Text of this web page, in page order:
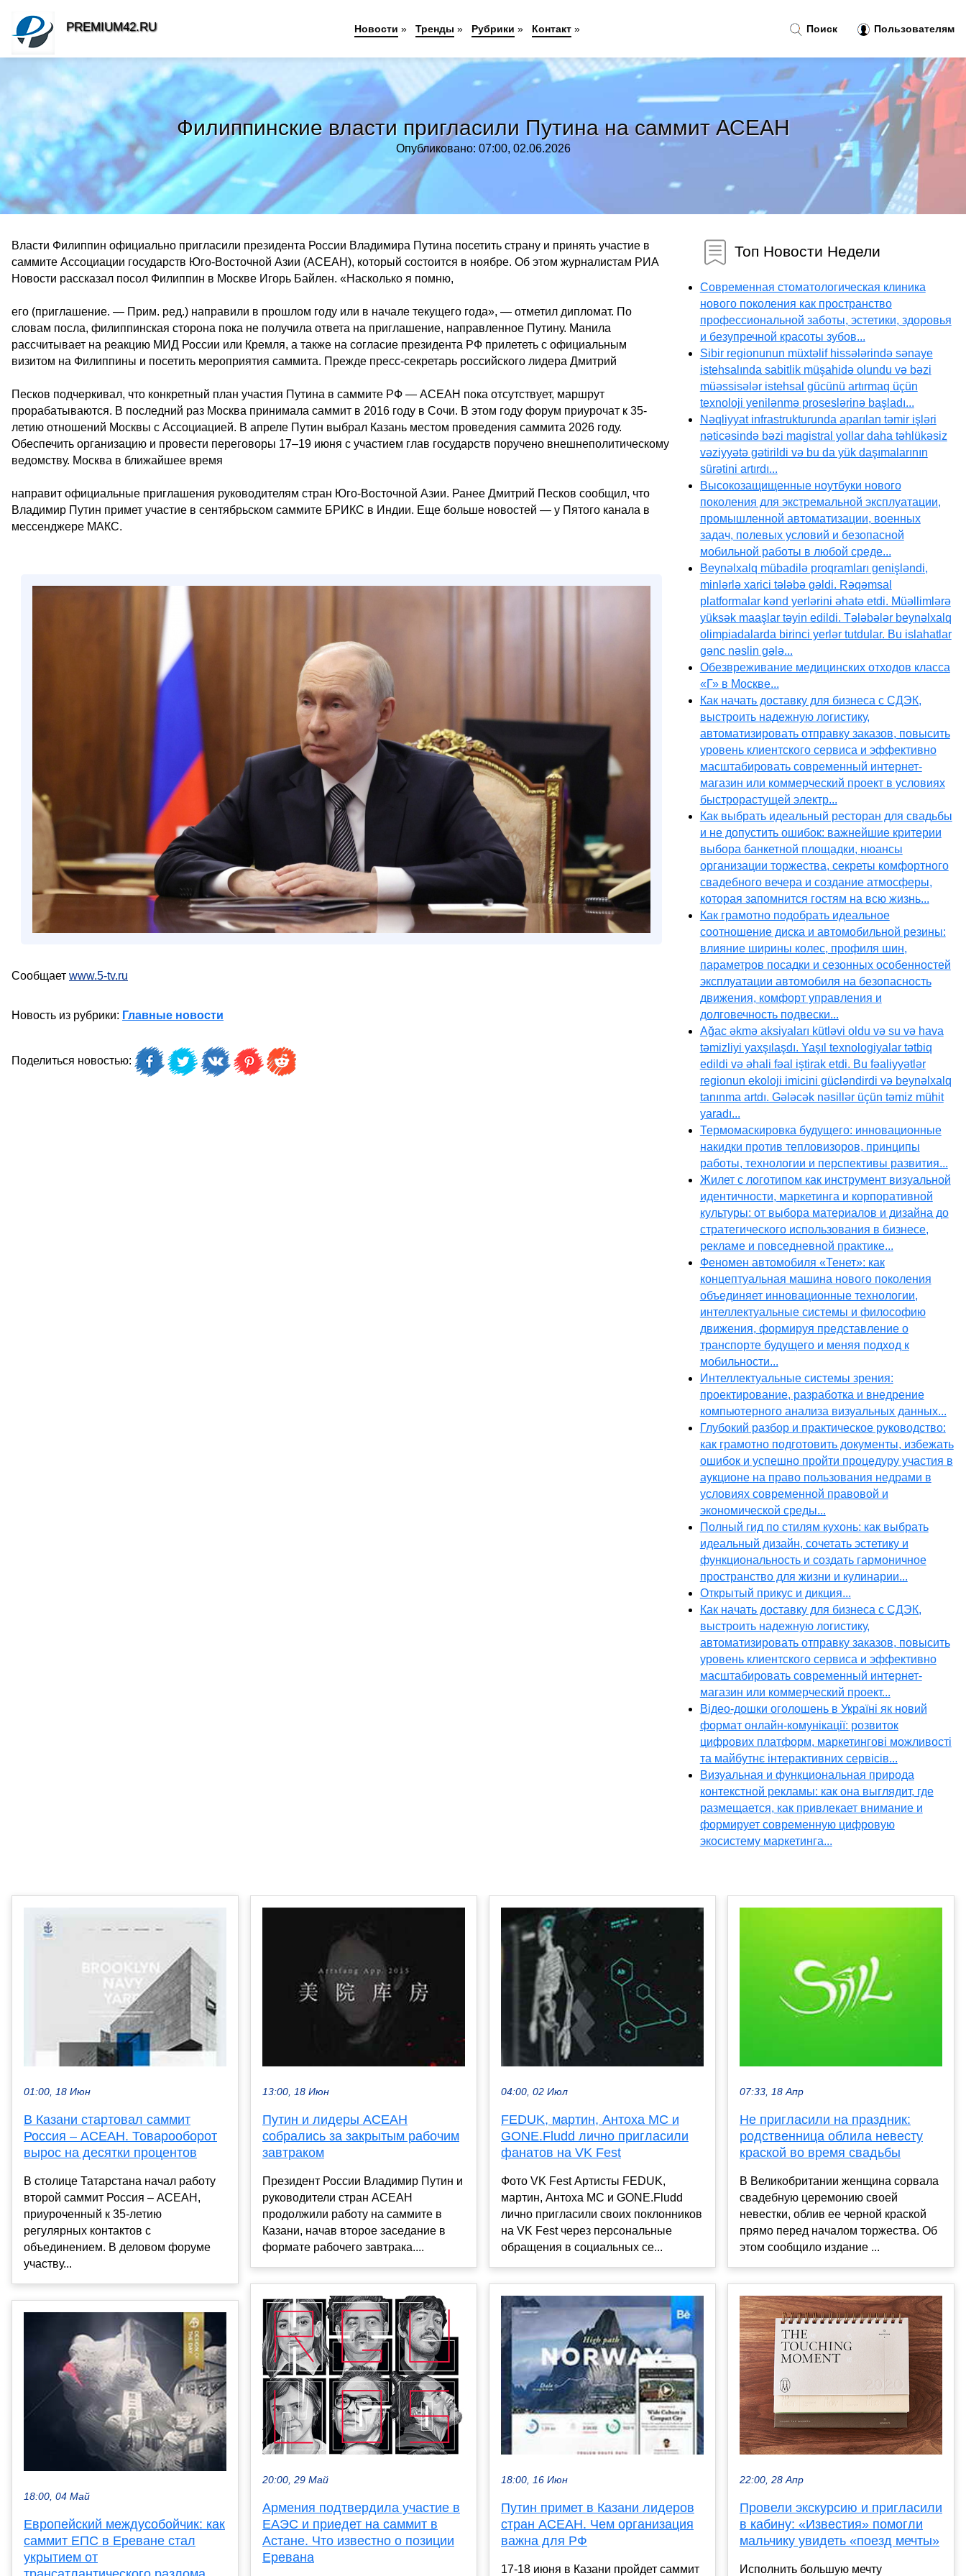
Филиппинские власти пригласили Путина на саммит АСЕАН
Опубликовано: 07:00, 02.06.2026
Власти Филиппин официально пригласили президента России Владимира Путина посетить страну и принять участие в
саммите Ассоциации государств Юго-Восточной Азии (АСЕАН), который состоится в ноябре. Об этом журналистам РИА
Новости рассказал посол Филиппин в Москве Игорь Байлен. «Насколько я помню,
его (приглашение. — Прим. ред.) направили в прошлом году или в начале текущего года», — отметил дипломат. По
словам посла, филиппинская сторона пока не получила ответа на приглашение, направленное Путину. Манила
рассчитывает на реакцию МИД России или Кремля, а также на согласие президента РФ прилететь с официальным
визитом на Филиппины и посетить мероприятия саммита. Прежде пресс-секретарь российского лидера Дмитрий
Песков подчеркивал, что конкретный план участия Путина в саммите РФ — АСЕАН пока отсутствует, маршрут
прорабатываются. В последний раз Москва принимала саммит в 2016 году в Сочи. В этом году форум приурочат к 35-
летию отношений Москвы с Ассоциацией. В апреле Путин выбрал Казань местом проведения саммита 2026 году.
Обеспечить организацию и провести переговоры 17–19 июня с участием глав государств поручено внешнеполитическому
ведомству. Москва в ближайшее время
направит официальные приглашения руководителям стран Юго-Восточной Азии. Ранее Дмитрий Песков сообщил, что
Владимир Путин примет участие в сентябрьском саммите БРИКС в Индии. Еще больше новостей — у Пятого канала в
мессенджере МАКС.
Сообщает www.5-tv.ru
Новость из рубрики: Главные новости
Поделиться новостью:
Топ Новости Недели
Современная стоматологическая клиника
нового поколения как пространство
профессиональной заботы, эстетики, здоровья
и безупречной красоты зубов...
Sibir regionunun müxtəlif hissələrində sənaye
istehsalında sabitlik müşahidə olundu və bəzi
müəssisələr istehsal gücünü artırmaq üçün
texnoloji yenilənmə proseslərinə başladı...
Nəqliyyat infrastrukturunda aparılan təmir işləri
nəticəsində bəzi magistral yollar daha təhlükəsiz
vəziyyətə gətirildi və bu da yük daşımalarının
sürətini artırdı...
Высокозащищенные ноутбуки нового
поколения для экстремальной эксплуатации,
промышленной автоматизации, военных
задач, полевых условий и безопасной
мобильной работы в любой среде...
Beynəlxalq mübadilə proqramları genişləndi,
minlərlə xarici tələbə gəldi. Rəqəmsal
platformalar kənd yerlərini əhatə etdi. Müəllimlərə
yüksək maaşlar təyin edildi. Tələbələr beynəlxalq
olimpiadalarda birinci yerlər tutdular. Bu islahatlar
gənc nəslin gələ...
Обезвреживание медицинских отходов класса
«Г» в Москве...
Как начать доставку для бизнеса с СДЭК,
выстроить надежную логистику,
автоматизировать отправку заказов, повысить
уровень клиентского сервиса и эффективно
масштабировать современный интернет-
магазин или коммерческий проект в условиях
быстрорастущей электр...
Как выбрать идеальный ресторан для свадьбы
и не допустить ошибок: важнейшие критерии
выбора банкетной площадки, нюансы
организации торжества, секреты комфортного
свадебного вечера и создание атмосферы,
которая запомнится гостям на всю жизнь...
Как грамотно подобрать идеальное
соотношение диска и автомобильной резины:
влияние ширины колес, профиля шин,
параметров посадки и сезонных особенностей
эксплуатации автомобиля на безопасность
движения, комфорт управления и
долговечность подвески...
Ağac əkmə aksiyaları kütləvi oldu və su və hava
təmizliyi yaxşılaşdı. Yaşıl texnologiyalar tətbiq
edildi və əhali fəal iştirak etdi. Bu fəaliyyətlər
regionun ekoloji imicini gücləndirdi və beynəlxalq
tanınma artdı. Gələcək nəsillər üçün təmiz mühit
yaradı...
Термомаскировка будущего: инновационные
накидки против тепловизоров, принципы
работы, технологии и перспективы развития...
Жилет с логотипом как инструмент визуальной
идентичности, маркетинга и корпоративной
культуры: от выбора материалов и дизайна до
стратегического использования в бизнесе,
рекламе и повседневной практике...
Феномен автомобиля «Тенет»: как
концептуальная машина нового поколения
объединяет инновационные технологии,
интеллектуальные системы и философию
движения, формируя представление о
транспорте будущего и меняя подход к
мобильности...
Интеллектуальные системы зрения:
проектирование, разработка и внедрение
компьютерного анализа визуальных данных...
Глубокий разбор и практическое руководство:
как грамотно подготовить документы, избежать
ошибок и успешно пройти процедуру участия в
аукционе на право пользования недрами в
условиях современной правовой и
экономической среды...
Полный гид по стилям кухонь: как выбрать
идеальный дизайн, сочетать эстетику и
функциональность и создать гармоничное
пространство для жизни и кулинарии...
Открытый прикус и дикция...
Как начать доставку для бизнеса с СДЭК,
выстроить надежную логистику,
автоматизировать отправку заказов, повысить
уровень клиентского сервиса и эффективно
масштабировать современный интернет-
магазин или коммерческий проект...
Відео-дошки оголошень в Україні як новий
формат онлайн-комунікації: розвиток
цифрових платформ, маркетингові можливості
та майбутнє інтерактивних сервісів...
Визуальная и функциональная природа
контекстной рекламы: как она выглядит, где
размещается, как привлекает внимание и
формирует современную цифровую
экосистему маркетинга...
01:00, 18 Июн
В Казани стартовал саммит
Россия – АСЕАН. Товарооборот
вырос на десятки процентов
В столице Татарстана начал работу
второй саммит Россия – АСЕАН,
приуроченный к 35-летию
регулярных контактов с
объединением. В деловом форуме
участву...
18:00, 04 Май
Европейский междусобойчик: как
саммит ЕПС в Ереване стал
укрытием от
13:00, 18 Июн
Путин и лидеры АСЕАН
собрались за закрытым рабочим
завтраком
Президент России Владимир Путин и
руководители стран АСЕАН
продолжили работу на саммите в
Казани, начав второе заседание в
формате рабочего завтрака....
20:00, 29 Май
Армения подтвердила участие в
ЕАЭС и приедет на саммит в
Астане. Что известно о позиции
Еревана
04:00, 02 Июл
FEDUK, мартин, Антоха MC и
GONE.Fludd лично пригласили
фанатов на VK Fest
Фото VK Fest Артисты FEDUK,
мартин, Антоха MC и GONE.Fludd
лично пригласили своих поклонников
на VK Fest через персональные
обращения в социальных се...
18:00, 16 Июн
Путин примет в Казани лидеров
стран АСЕАН. Чем организация
важна для РФ
17-18 июня в Казани пройдет саммит
07:33, 18 Апр
Не пригласили на праздник:
родственница облила невесту
краской во время свадьбы
В Великобритании женщина сорвала
свадебную церемонию своей
невестки, облив ее черной краской
прямо перед началом торжества. Об
этом сообщило издание ...
22:00, 28 Апр
Провели экскурсию и пригласили
в кабину: «Известия» помогли
мальчику увидеть «поезд мечты»
Исполнить большую мечту
Поиск Пользователям
PREMIUM42.RU Новости » Тренды » Рубрики » Контакт »